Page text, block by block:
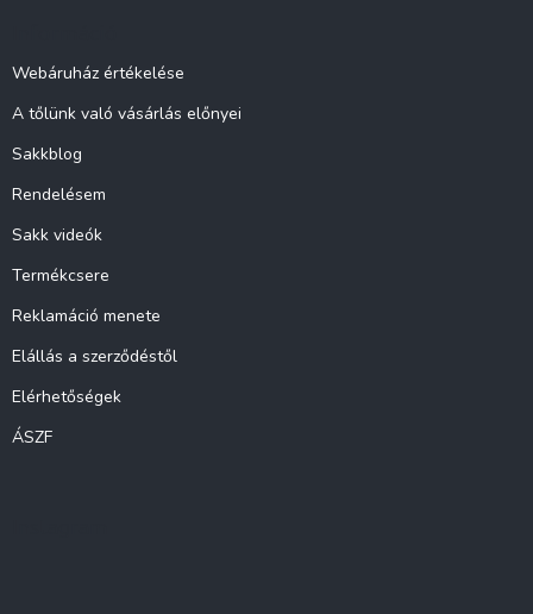
Webáruház értékelése
A tőlünk való vásárlás előnyei
Sakkblog
Rendelésem
Sakk videók
Termékcsere
Reklamáció menete
Elállás a szerződéstől
Elérhetőségek
ÁSZF